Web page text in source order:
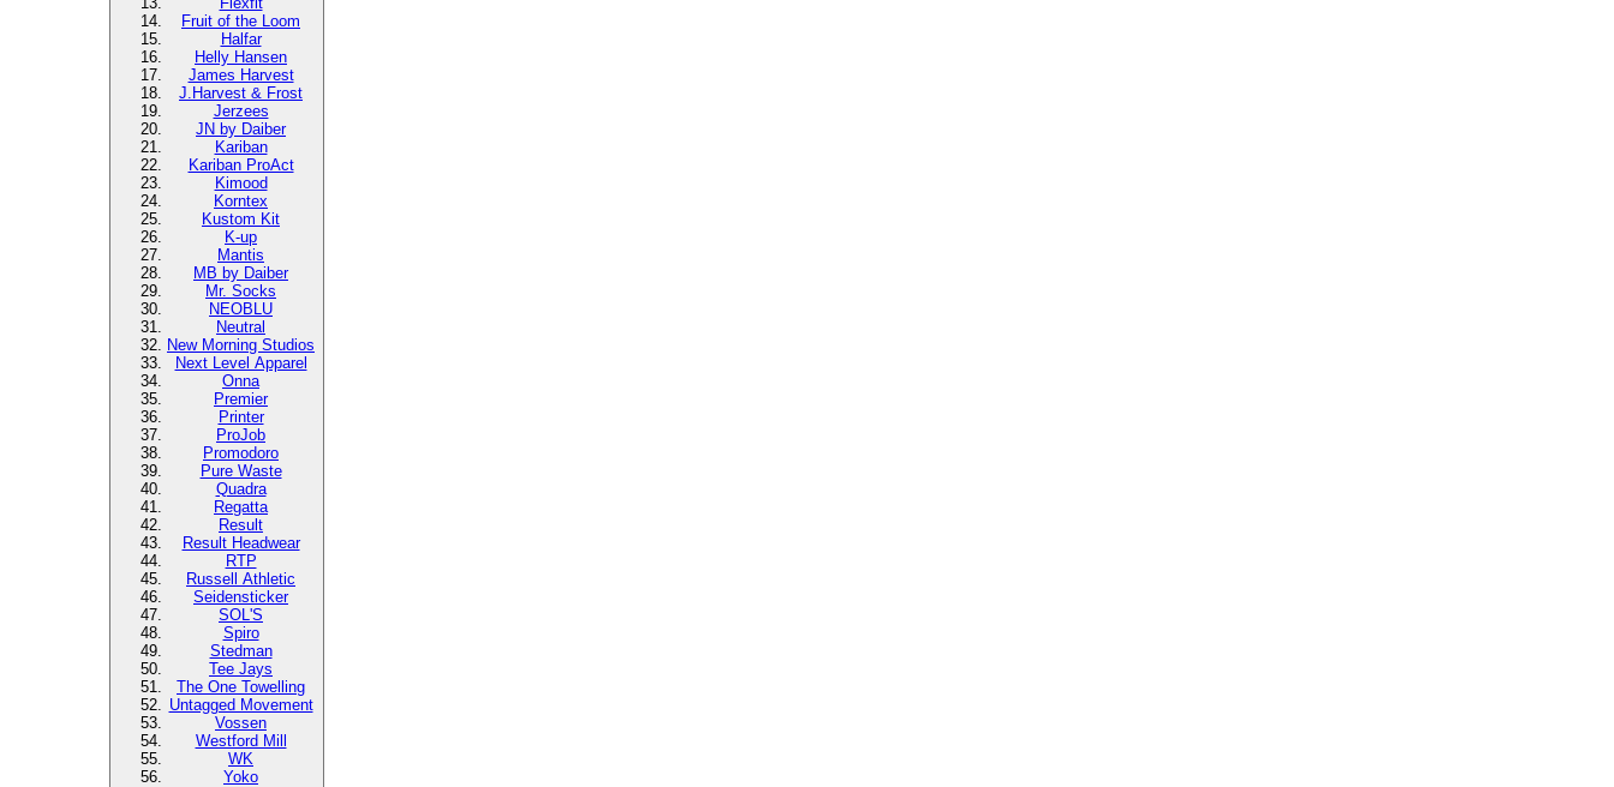
Fruit of the Loom
Halfar
Helly Hansen
James Harvest
J.Harvest & Frost
Jerzees
JN by Daiber
Kariban
Kariban ProAct
Kimood
Korntex
Kustom Kit
K-up
Mantis
MB by Daiber
Mr. Socks
NEOBLU
Neutral
New Morning Studios
Next Level Apparel
Onna
Premier
Printer
ProJob
Promodoro
Pure Waste
Quadra
Regatta
Result
Result Headwear
RTP
Russell Athletic
Seidensticker
SOL'S
Spiro
Stedman
Tee Jays
The One Towelling
Untagged Movement
Vossen
Westford Mill
WK
Yoko